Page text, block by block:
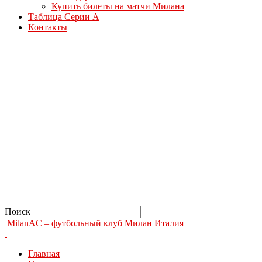
Купить билеты на матчи Милана
Таблица Серии А
Контакты
Поиск
MilanAC – футбольный клуб Милан Италия
Главная